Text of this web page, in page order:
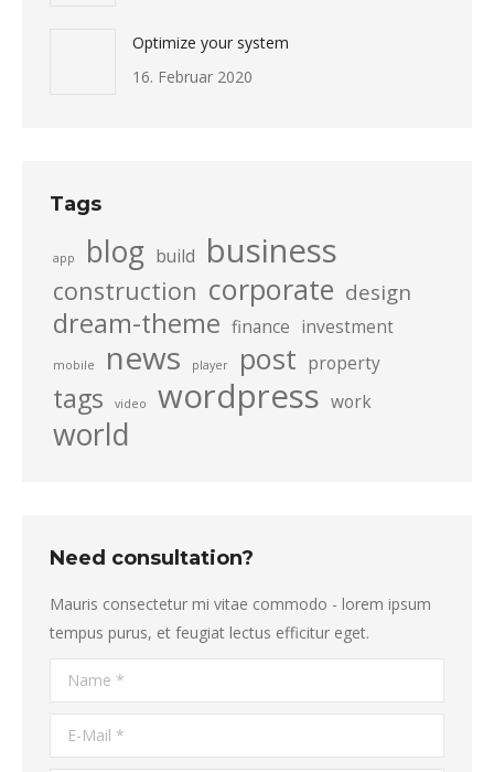
Optimize your system
16. Februar 2020
Tags
app blog build business
construction corporate design
dream-theme finance investment
mobile news player post property
tags video wordpress work
world
Need consultation?
Mauris consectetur mi vitae commodo - lorem ipsum
tempus purus, et feugiat lectus efficitur eget.
Name *
E-Mail *